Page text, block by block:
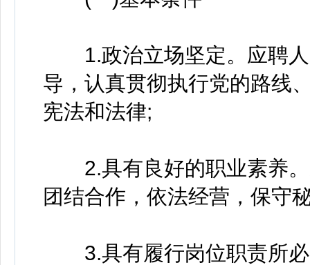
1.政治立场坚定。应聘人
导，认真贯彻执行党的路线
宪法和法律;
2.具有良好的职业素养。
团结合作，依法经营，保守
3.具有履行岗位职责所必